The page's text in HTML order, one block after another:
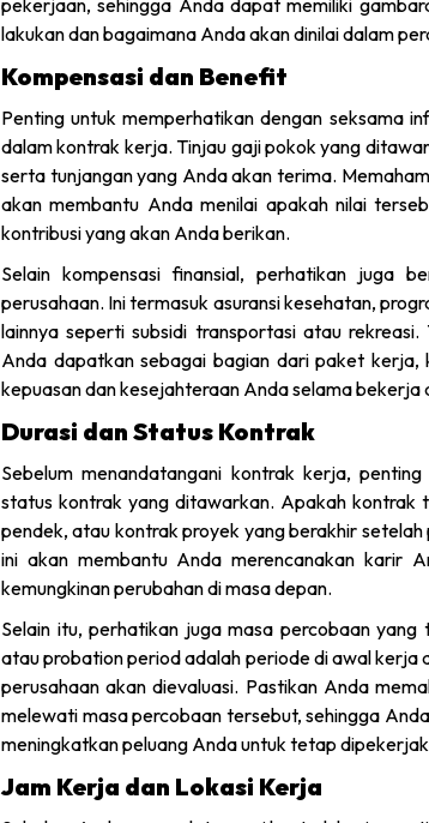
lakukan dan bagaimana Anda akan dinilai dalam
Kompensasi dan Benefit
Penting untuk memperhatikan dengan seksama
dalam kontrak kerja. Tinjau gaji pokok yang
serta tunjangan yang Anda akan terima.
akan membantu Anda menilai apakah nilai
kontribusi yang akan Anda berikan.
Selain kompensasi finansial, perhatikan juga
perusahaan. Ini termasuk asuransi kesehatan,
lainnya seperti subsidi transportasi atau
Anda dapatkan sebagai bagian dari paket kerja,
kepuasan dan kesejahteraan Anda selama bekerja
Durasi dan Status Kontrak
Sebelum menandatangani kontrak kerja,
status kontrak yang ditawarkan. Apakah
pendek, atau kontrak proyek yang berakhir
ini akan membantu Anda merencanakan karir
kemungkinan perubahan di masa depan.
Selain itu, perhatikan juga masa percobaan
atau probation period adalah periode di awal kerja
perusahaan akan dievaluasi. Pastikan Anda
melewati masa percobaan tersebut, sehingga
meningkatkan peluang Anda untuk tetap
Jam Kerja dan Lokasi Kerja